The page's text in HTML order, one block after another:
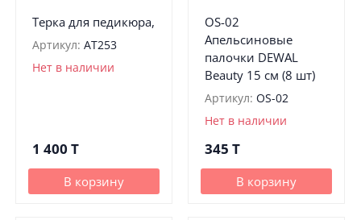
Терка для педикюра,
Артикул: АТ253
Нет в наличии
1 400 T
В корзину
OS-02
Апельсиновые
палочки DEWAL
Beauty 15 см (8 шт)
Артикул: OS-02
Нет в наличии
345 T
В корзину